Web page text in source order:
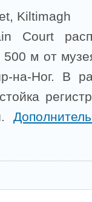
Kiltimagh
Court
м от
на-Ног. В